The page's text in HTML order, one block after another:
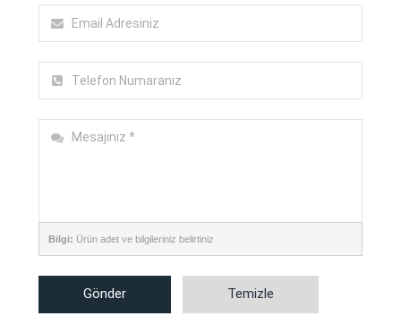
Bilgi: Ürün adet ve bilgileriniz belirtiniz
Gönder Temizle